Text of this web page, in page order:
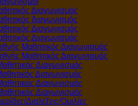
Διαγωνισμός
διαγωνισμός
Διαγωνισμός
Διαγωνισμός
Μαθητικός Διαγωνισμός
Μαθητικός Διαγωνισμός
Διαγωνισμός
Διαγωνισμός
Διαγωνισμός
Διαγωνισμός
Διαλέξεις/Ομιλίες